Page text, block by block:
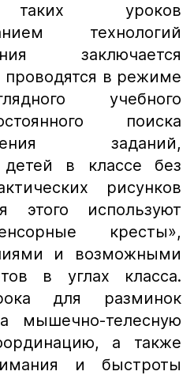
таких уроков
технологий
заключается
проводятся в режиме
учебного
поиска
заданий,
детей в классе без
рисунков
этого используют
кресты»,
и возможными
в углах класса.
для разминок
мышечно-телесную
а также
и быстроты